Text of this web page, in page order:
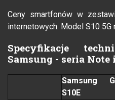
Ceny smartfonów w
internetowych. Model S10
Specyfikacje
Samsung - seria Note
Samsung
S10E